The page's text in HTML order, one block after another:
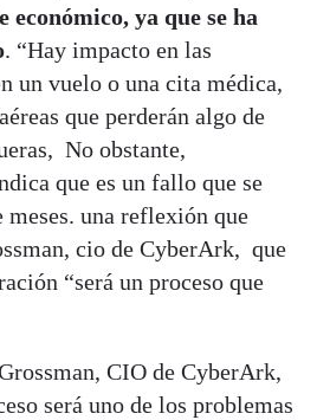
económico, ya que se ha
. “Hay impacto en las
un vuelo o una cita médica,
que perderán algo de
No obstante,
que es un fallo que se
meses. una reflexión que
cio de CyberArk, que
“será un proceso que
CIO de CyberArk,
será uno de los problemas